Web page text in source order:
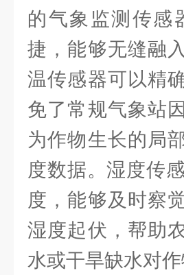
的气象监测传感
捷，能够无缝融
温传感器可以精
免了常规气象站
为作物生长的局
度数据。湿度传
度，能够及时察
湿度起伏，帮助
水或干旱缺水对